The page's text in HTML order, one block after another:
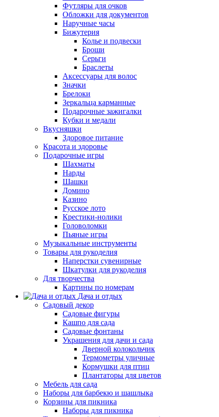
Футляры для очков
Обложки для документов
Наручные часы
Бижутерия
Колье и подвески
Броши
Серьги
Браслеты
Аксессуары для волос
Значки
Брелоки
Зеркальца карманные
Подарочные зажигалки
Кубки и медали
Вкусняшки
Здоровое питание
Красота и здоровье
Подарочные игры
Шахматы
Нарды
Шашки
Домино
Казино
Русское лото
Крестики-нолики
Головоломки
Пьяные игры
Музыкальные инструменты
Товары для рукоделия
Наперстки сувенирные
Шкатулки для рукоделия
Для творчества
Картины по номерам
Дача и отдых
Садовый декор
Садовые фигуры
Кашпо для сада
Садовые фонтаны
Украшения для дачи и сада
Дверной колокольчик
Термометры уличные
Кормушки для птиц
Плантаторы для цветов
Мебель для сада
Наборы для барбекю и шашлыка
Корзины для пикника
Наборы для пикника